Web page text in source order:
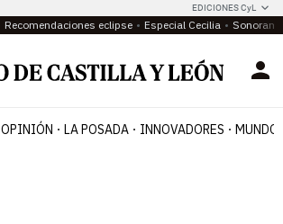
EDICIONES CyL
Recomendaciones eclipse Especial Cecilia
OPINIÓN LA POSADA INNOVADORES MUNDO